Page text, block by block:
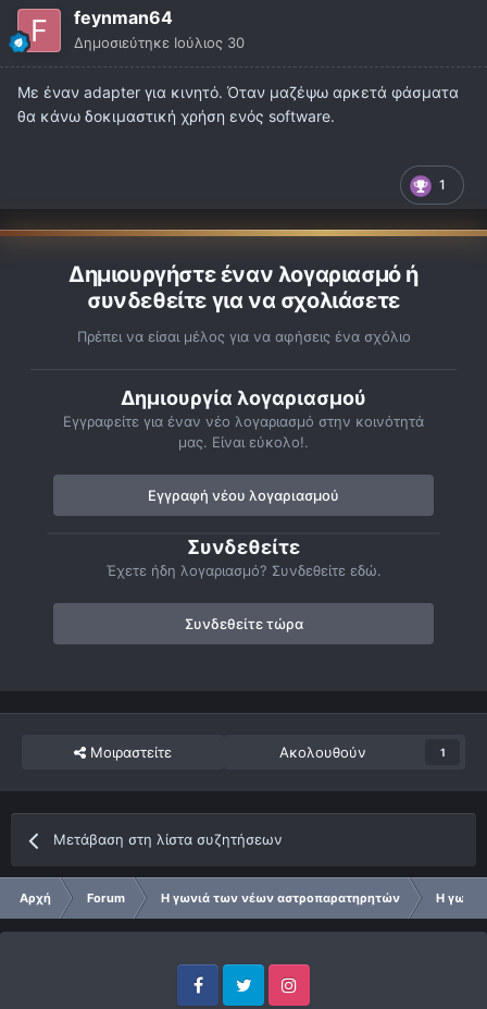
feynman64
Δημοσιεύτηκε Ιούλιος 30
Με έναν adapter για κινητό. Όταν μαζέψω αρκετά φάσματα
θα κάνω δοκιμαστική χρήση ενός software.
1
Δημιουργήστε έναν λογαριασμό ή
συνδεθείτε για να σχολιάσετε
Πρέπει να είσαι μέλος για να αφήσεις ένα σχόλιο
Δημιουργία λογαριασμού
Εγγραφείτε για έναν νέο λογαριασμό στην κοινότητά
μας. Είναι εύκολο!.
Εγγραφή νέου λογαριασμού
Συνδεθείτε
Έχετε ήδη λογαριασμό? Συνδεθείτε εδώ.
Συνδεθείτε τώρα
Μοιραστείτε Ακολουθούν 1
Μετάβαση στη λίστα συζητήσεων
Αρχή Forum Η γωνιά των νέων αστροπαρατηρητών Η
FacebookTwitter Instagram